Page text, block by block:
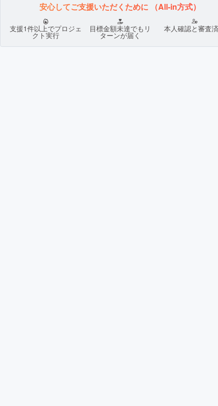
安心してご支援いただくために （All-in方式）
支援1件以上でプロジェ
クト実行
目標金額未達でもリ
ターンが届く
本人確認と審査